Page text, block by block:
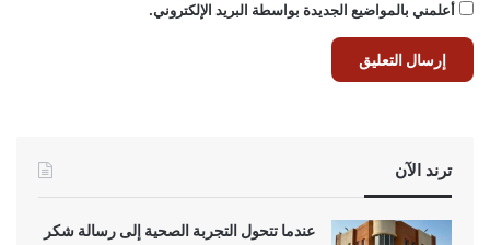
أعلمني بالمواضيع الجديدة بواسطة البريد الإلكتروني.
ترند الآن
عندما تتحول التجربة الصحية إلى رسالة شكر